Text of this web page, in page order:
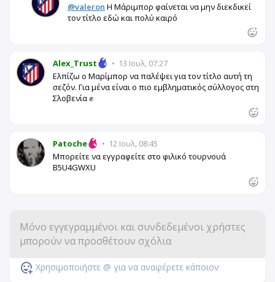
@valeron Η Μάριμπορ φαίνεται να μην διεκδικεί
τον τίτλο εδώ και πολύ καιρό
Alex_Trust • 13 Ιουλ, 07:27
Ελπίζω ο Μαρίμπορ να παλέψει για τον τίτλο αυτή τη
σεζόν. Για μένα είναι ο πιο εμβληματικός σύλλογος στη
Σλοβενία ✊
Patoche • 12 Ιουλ, 08:45
Μπορείτε να εγγραφείτε στο φιλικό τουρνουά
B5U4GWXU
Χρησιμοποιήστε @ για να αναφέρετε κάποιον